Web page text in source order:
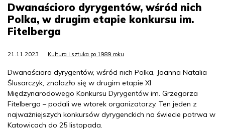
Dwanaścioro dyrygentów, wśród nich
Polka, w drugim etapie konkursu im.
Fitelberga
21.11.2023 Kultura i sztuka po 1989 roku
Dwanaścioro dyrygentów, wśród nich Polka, Joanna Natalia
Ślusarczyk, znalazło się w drugim etapie XI
Międzynarodowego Konkursu Dyrygentów im. Grzegorza
Fitelberga – podali we wtorek organizatorzy. Ten jeden z
najważniejszych konkursów dyrygenckich na świecie potrwa w
Katowicach do 25 listopada.